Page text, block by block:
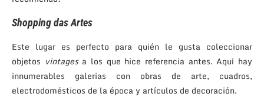
Shopping das Artes
Este lugar es perfecto para quién le gusta coleccionar
objetos vintagesa los que hice referencia antes. Aquí hay
innumerables galerias con obras de arte, cuadros,
electrodomésticos de la época y artículos de decoración.